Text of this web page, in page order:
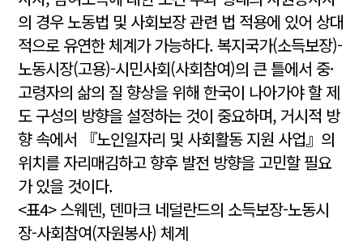
의 경우 노동법 및 사회보장 관련 법 적용에 있어 상대
적으로 유연한 체계가 가능하다. 복지국가(소득보장)-
노동시장(고용)-시민사회(사회참여)의 큰 틀에서 중·
고령자의 삶의 질 향상을 위해 한국이 나아가야 할 제
도 구성의 방향을 설정하는 것이 중요하며, 거시적 방
향 속에서 『노인일자리 및 사회활동 지원 사업』의
위치를 자리매김하고 향후 발전 방향을 고민할 필요
가 있을 것이다.
<표4> 스웨덴, 덴마크 네덜란드의 소득보장-노동시
장-사회참여(자원봉사) 체계